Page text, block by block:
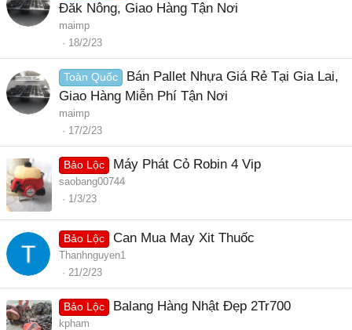
Đăk Nông, Giao Hàng Tận Nơi
maimp
18/2/23
Toàn Quốc
Bán Pallet Nhựa Giá Rẻ Tại Gia Lai,
Giao Hàng Miễn Phí Tận Nơi
maimp
17/2/23
Bảo Lộc Máy Phát Cỏ Robin 4 Vip
saobang00744
1/3/23
Bảo Lộc Can Mua May Xit Thuốc
Thanhnguyen1
21/2/23
Bảo Lộc Balang Hàng Nhật Đẹp 2Tr700
kpham